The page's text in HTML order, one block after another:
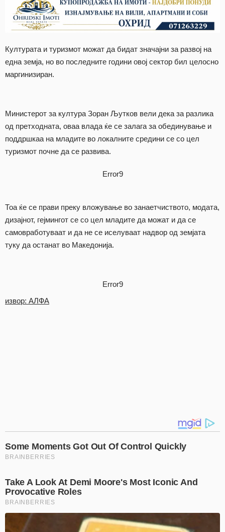
Културата и туризмот можат да бидат значајни за развој на
една земја, но во последните години овој сектор бил целосно
маргинизиран.
Министерот за култура Зоран Љутков вели дека за разлика
од претходната, оваа влада ќе се залага за обединување и
поддршкаа на младите во локалните средини се со цел
туризмот почне да се развива.
Error9
Тоа ќе се прави преку вложување во занаетчиството, модата,
дизајнот, гејмингот се со цел младите да можат и да се
самовработуваат и да не се иселуваат надвор од земјата
туку да останат во Македонија.
Error9
извор: АЛФА